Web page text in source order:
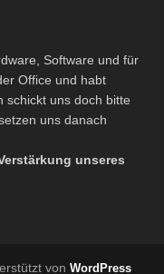
Software und für
Office und habt
schickt uns doch bitte
uns danach
unseres
von WordPress